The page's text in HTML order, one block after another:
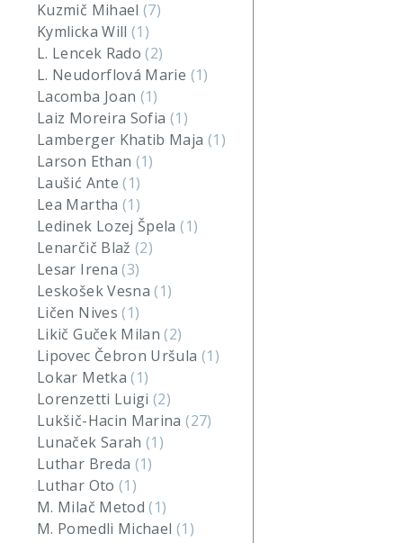
Kuzmič Mihael(7)
Kymlicka Will(1)
L. Lencek Rado(2)
L. Neudorflová Marie (1)
Lacomba Joan (1)
Laiz Moreira Sofia (1)
Lamberger Khatib Maja (1)
Larson Ethan (1)
Laušić Ante(1)
Lea Martha (1)
Ledinek Lozej Špela(1)
Lenarčič Blaž(2)
Lesar Irena(3)
Leskošek Vesna(1)
Ličen Nives(1)
Likič Guček Milan(2)
Lipovec Čebron Uršula (1)
Lokar Metka(1)
Lorenzetti Luigi(2)
Lukšič-Hacin Marina(27)
Lunaček Sarah(1)
Luthar Breda (1)
Luthar Oto (1)
M. Milač Metod(1)
M. Pomedli Michael (1)